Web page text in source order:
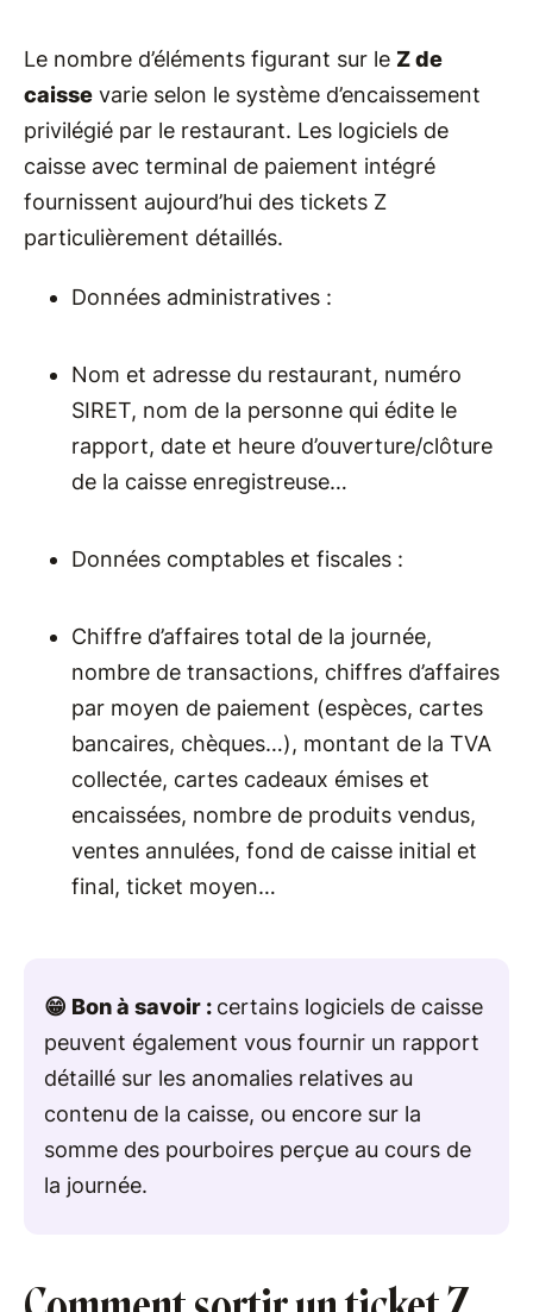
Le nombre d’éléments figurant sur le Z de
caisse varie selon le système d’encaissement
privilégié par le restaurant. Les logiciels de
caisse avec terminal de paiement intégré
fournissent aujourd’hui des tickets Z
particulièrement détaillés.
Données administratives :
Nom et adresse du restaurant, numéro
SIRET, nom de la personne qui édite le
rapport, date et heure d’ouverture/clôture
de la caisse enregistreuse…
Données comptables et fiscales :
Chiffre d’affaires total de la journée,
nombre de transactions, chiffres d’affaires
par moyen de paiement (espèces, cartes
bancaires, chèques…), montant de la TVA
collectée, cartes cadeaux émises et
encaissées, nombre de produits vendus,
ventes annulées, fond de caisse initial et
final, ticket moyen…
😁 Bon à savoir : certains logiciels de caisse
peuvent également vous fournir un rapport
détaillé sur les anomalies relatives au
contenu de la caisse, ou encore sur la
somme des pourboires perçue au cours de
la journée.